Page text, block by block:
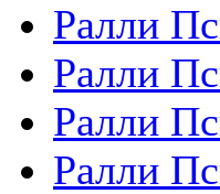
Ралли
Ралли
Ралли
Ралли